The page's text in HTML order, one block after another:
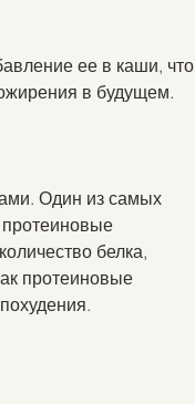
ее в каши, что
в будущем.
Один из самых
белка,
протеиновые